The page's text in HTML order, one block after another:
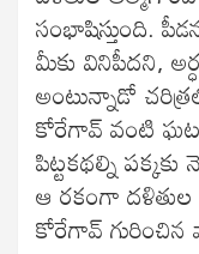
సంభాషిస్తుంది.
మీకు వినిపీదని,
అంటున్నాడో
కోరేగావ్ వంటి
పిట్టకథల్ని పక్కకు
ఆ రకంగా
కోరేగావ్ గురించిన